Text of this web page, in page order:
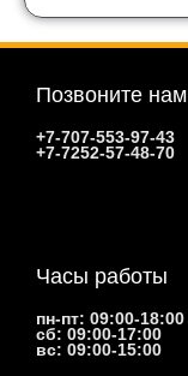
Позвоните нам
+7-707-553-97-43
+7-7252-57-48-70
Часы работы
пн-пт: 09:00-18:00
сб: 09:00-17:00
вс: 09:00-15:00